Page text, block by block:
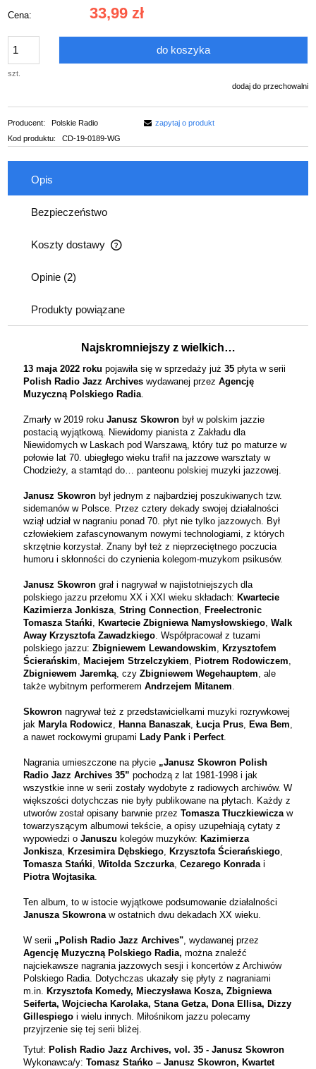
Cena: 33,99 zł
szt.
do koszyka
dodaj do przechowalni
Producent:
Polskie Radio
Kod produktu:
CD-19-0189-WG
zapytaj o produkt
Opis
Bezpieczeństwo
Koszty dostawy
Cena nie zawiera ewentualnych kosztów płatności
Opinie (2)
Produkty powiązane
Najskromniejszy z wielkich…
13 maja 2022 roku pojawiła się w sprzedaży już 35 płyta w serii
Polish Radio Jazz Archives wydawanej przez Agencję
Muzyczną Polskiego Radia.
Zmarły w 2019 roku Janusz Skowron był w polskim jazzie
postacią wyjątkową. Niewidomy pianista z Zakładu dla
Niewidomych w Laskach pod Warszawą, który tuż po maturze w
połowie lat 70. ubiegłego wieku trafił na jazzowe warsztaty w
Chodzieży, a stamtąd do… panteonu polskiej muzyki jazzowej.
Janusz Skowron był jednym z najbardziej poszukiwanych tzw.
sidemanów w Polsce. Przez cztery dekady swojej działalności
wziął udział w nagraniu ponad 70. płyt nie tylko jazzowych. Był
człowiekiem zafascynowanym nowymi technologiami, z których
skrzętnie korzystał. Znany był też z nieprzeciętnego poczucia
humoru i skłonności do czynienia kolegom-muzykom psikusów.
Janusz Skowron grał i nagrywał w najistotniejszych dla
polskiego jazzu przełomu XX i XXI wieku składach: Kwartecie
Kazimierza Jonkisza, String Connection, Freelectronic
Tomasza Stańki, Kwartecie Zbigniewa Namysłowskiego, Walk
Away Krzysztofa Zawadzkiego. Współpracował z tuzami
polskiego jazzu: Zbigniewem Lewandowskim, Krzysztofem
Ścierańskim, Maciejem Strzelczykiem, Piotrem Rodowiczem,
Zbigniewem Jaremką, czy Zbigniewem Wegehauptem, ale
także wybitnym performerem Andrzejem Mitanem.
Skowron nagrywał też z przedstawicielkami muzyki rozrywkowej
jak Maryla Rodowicz, Hanna Banaszak, Łucja Prus, Ewa Bem,
a nawet rockowymi grupami Lady Pank i Perfect.
Nagrania umieszczone na płycie „Janusz Skowron Polish
Radio Jazz Archives 35” pochodzą z lat 1981-1998 i jak
wszystkie inne w serii zostały wydobyte z radiowych archiwów. W
większości dotychczas nie były publikowane na płytach. Każdy z
utworów został opisany barwnie przez Tomasza Tłuczkiewiczaw
towarzyszącym albumowi tekście, a opisy uzupełniają cytaty z
wypowiedzi o Januszu kolegów muzyków: Kazimierza
Jonkisza, Krzesimira Dębskiego, Krzysztofa Ścierańskiego,
Tomasza Stańki, Witolda Szczurka, Cezarego Konradai
Piotra Wojtasika.
Ten album, to w istocie wyjątkowe podsumowanie działalności
Janusza Skowronaw ostatnich dwu dekadach XX wieku.
W serii „Polish Radio Jazz Archives", wydawanej przez
Agencję Muzyczną Polskiego Radia, można znaleźć
najciekawsze nagrania jazzowych sesji i koncertów z Archiwów
Polskiego Radia. Dotychczas ukazały się płyty z nagraniami
m.in. Krzysztofa Komedy, Mieczysława Kosza, Zbigniewa
Seiferta, Wojciecha Karolaka, Stana Getza, Dona Ellisa, Dizzy
Gillespiego i wielu innych. Miłośnikom jazzu polecamy
przyjrzenie się tej serii bliżej.
Tytuł: Polish Radio Jazz Archives, vol. 35 - Janusz Skowron
Wykonawca/y: Tomasz Stańko – Janusz Skowron, Kwartet